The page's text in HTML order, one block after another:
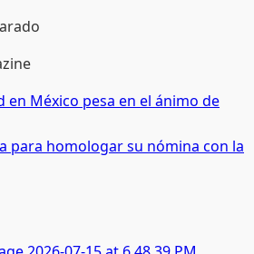
en México pesa en el ánimo de
para homologar su nómina con la